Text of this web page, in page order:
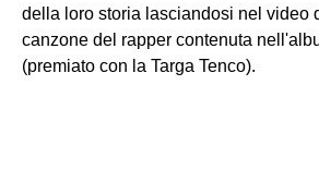
della loro storia lasciandosi nel video
canzone del rapper contenuta
(premiato con la Targa Tenco).